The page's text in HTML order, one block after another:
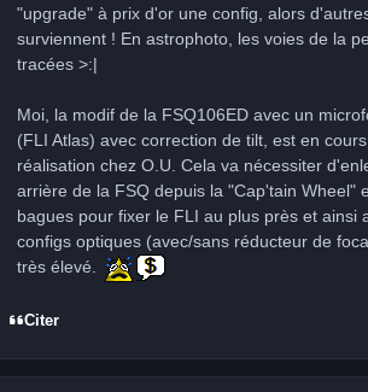
"upgrade" à prix d'or une config, alors
surviennent ! En astrophoto, les voies de la
tracées >:|
Moi, la modif de la FSQ106ED avec un
(FLI Atlas) avec correction de tilt, est en
réalisation chez O.U. Cela va nécessiter
arrière de la FSQ depuis la "Cap'tain Wheel"
bagues pour fixer le FLI au plus près et ainsi
configs optiques (avec/sans réducteur de
très élevé.
Citer